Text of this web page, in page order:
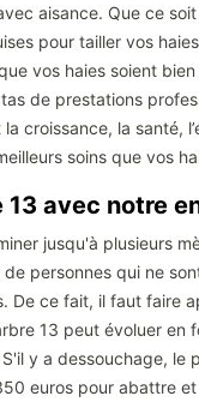
aisance. Que ce
pour tailler vos
vos haies soient
de prestations
croissance, la
soins que vos
13 avec notre
jusqu'à plusieurs
personnes qui ne
ce fait, il faut faire
13 peut évoluer
y a dessouchage,
euros pour abattre